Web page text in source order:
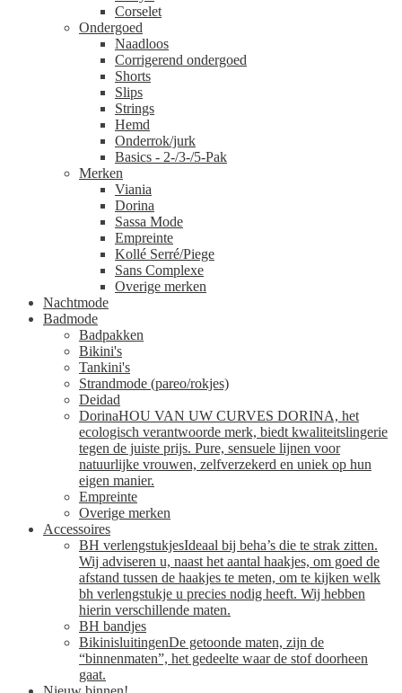
Corselet
Ondergoed
Naadloos
Corrigerend ondergoed
Shorts
Slips
Strings
Hemd
Onderrok/jurk
Basics - 2-/3-/5-Pak
Merken
Viania
Dorina
Sassa Mode
Empreinte
Kollé Serré/Piege
Sans Complexe
Overige merken
Nachtmode
Badmode
Badpakken
Bikini's
Tankini's
Strandmode (pareo/rokjes)
Deidad
DorinaHOU VAN UW CURVES DORINA, het
ecologisch verantwoorde merk, biedt kwaliteitslingerie
tegen de juiste prijs. Pure, sensuele lijnen voor
natuurlijke vrouwen, zelfverzekerd en uniek op hun
eigen manier.
Empreinte
Overige merken
Accessoires
BH verlengstukjesIdeaal bij beha’s die te strak zitten.
Wij adviseren u, naast het aantal haakjes, om goed de
afstand tussen de haakjes te meten, om te kijken welk
bh verlengstukje u precies nodig heeft. Wij hebben
hierin verschillende maten.
BH bandjes
BikinisluitingenDe getoonde maten, zijn de
“binnenmaten”, het gedeelte waar de stof doorheen
gaat.